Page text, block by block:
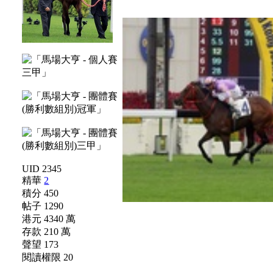
UID 2345
精華 2
積分 450
帖子 1290
港元 4340 萬
存款 210 萬
聲望 173
閱讀權限 20